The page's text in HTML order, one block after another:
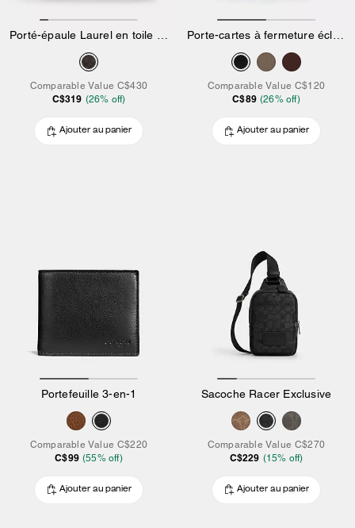
Comparable Value C$430
C$319 (26% off)
Ajouter au panier
Comparable Value C$120
C$89 (26% off)
Ajouter au panier
Portefeuille 3-en-1
Comparable Value C$220
C$99 (55% off)
Ajouter au panier
Sacoche Racer Exclusive
Comparable Value C$270
C$229 (15% off)
Ajouter au panier